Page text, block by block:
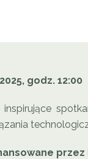
godz. 12:00